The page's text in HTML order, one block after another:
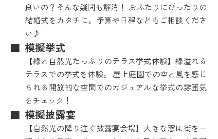
良いの？そんな疑問も解消！ おふたりにぴったりの
結婚式をカタチに。予算や日程などもご相談くださ
い♪
模擬挙式
【緑と自然光たっぷりのテラス挙式体験】緑溢れる
テラスでの挙式を体験。 屋上庭園での空と風を感じ
られる開放的な空間でのカジュアルな挙式の雰囲気
をチェック！
模擬披露宴
【自然光の降り注ぐ披露宴会場】大きな窓は街を一